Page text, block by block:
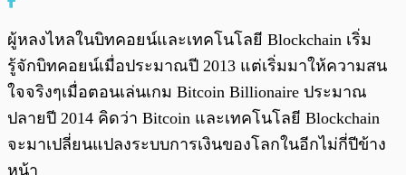
ผู้หลงไหลในบิทคอยน์และเทคโนโลยี Blockchain เริ่ม
รู้จักบิทคอยน์เมื่อประมาณปี 2013 แต่เริ่มมาให้ความสน
ใจจริงๆเมื่อตอนเล่นเกม Bitcoin Billionaire ประมาณ
ปลายปี 2014 คิดว่า Bitcoin และเทคโนโลยี Blockchain
จะมาเปลี่ยนแปลงระบบการเงินของโลกในอีกไม่กี่ปีข้าง
หน้า